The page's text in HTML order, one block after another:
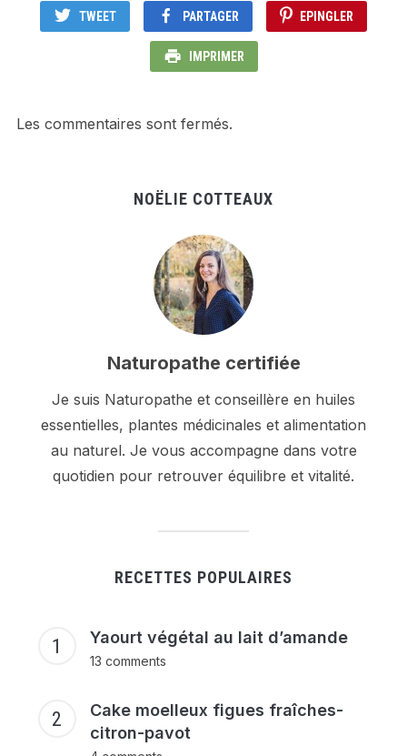
TWEET PARTAGER EPINGLER
IMPRIMER
Les commentaires sont fermés.
NOËLIE COTTEAUX
Naturopathe certifiée
Je suis Naturopathe et conseillère en huiles
essentielles, plantes médicinales et alimentation
au naturel. Je vous accompagne dans votre
quotidien pour retrouver équilibre et vitalité.
RECETTES POPULAIRES
Yaourt végétal au lait d’amande
13 comments
Cake moelleux figues fraîches-
citron-pavot